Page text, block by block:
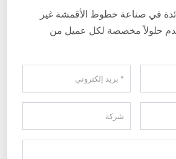
في صناعة خطوط الأقمشة غير
حلولاً مخصصة لكل عميل من